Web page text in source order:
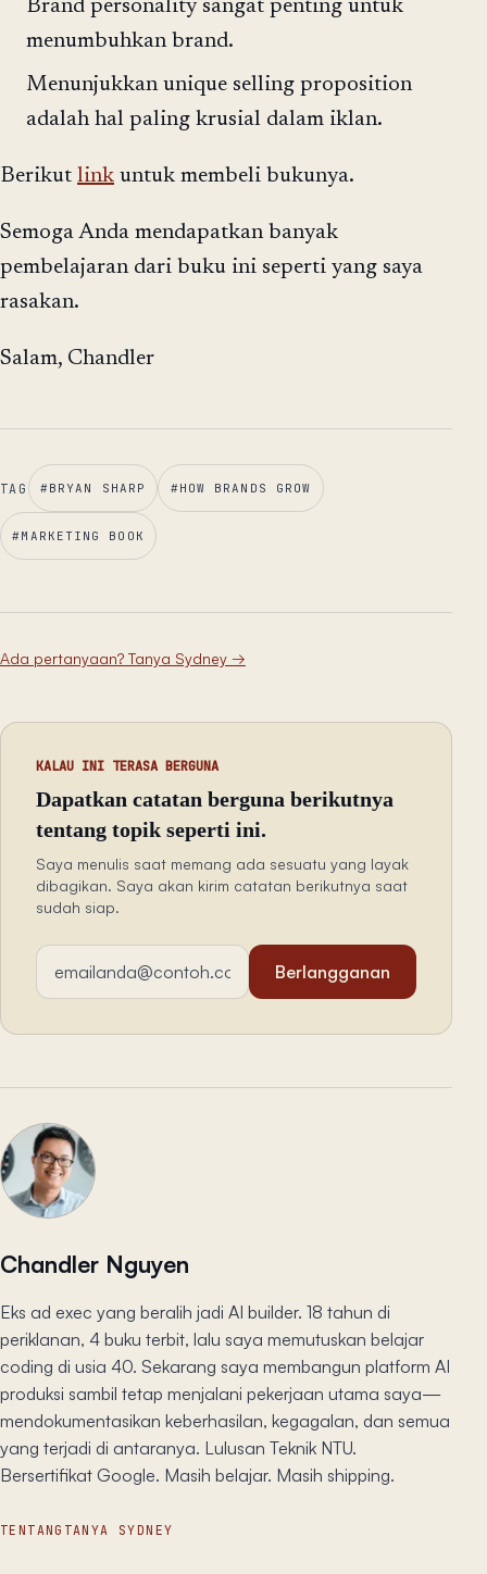
Brand personality sangat penting untuk
menumbuhkan brand.
Menunjukkan unique selling proposition
adalah hal paling krusial dalam iklan.
Berikut link untuk membeli bukunya.
Semoga Anda mendapatkan banyak
pembelajaran dari buku ini seperti yang saya
rasakan.
Salam, Chandler
TAG #BRYAN SHARP #HOW BRANDS GROW
#MARKETING BOOK
Ada pertanyaan? Tanya Sydney →
KALAU INI TERASA BERGUNA
Dapatkan catatan berguna berikutnya
tentang topik seperti ini.
Saya menulis saat memang ada sesuatu yang layak
dibagikan. Saya akan kirim catatan berikutnya saat
sudah siap.
Alamat email
Berlangganan
Chandler Nguyen
Eks ad exec yang beralih jadi AI builder. 18 tahun di
periklanan, 4 buku terbit, lalu saya memutuskan belajar
coding di usia 40. Sekarang saya membangun platform AI
produksi sambil tetap menjalani pekerjaan utama saya—
mendokumentasikan keberhasilan, kegagalan, dan semua
yang terjadi di antaranya. Lulusan Teknik NTU.
Bersertifikat Google. Masih belajar. Masih shipping.
TENTANG TANYA SYDNEY